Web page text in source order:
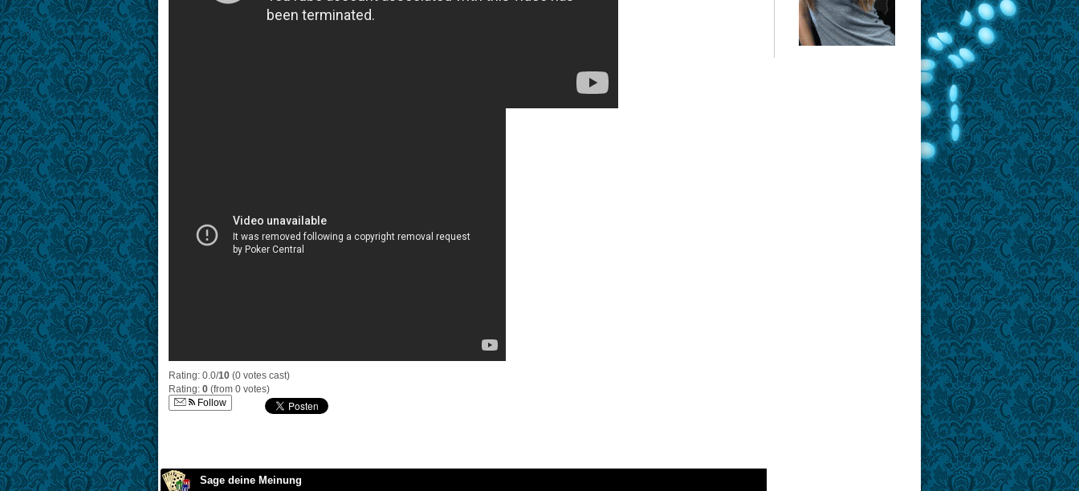
Rating: 0.0/10 (0 votes cast)
Rating: 0 (from 0 votes)
Follow
Sage deine Meinung